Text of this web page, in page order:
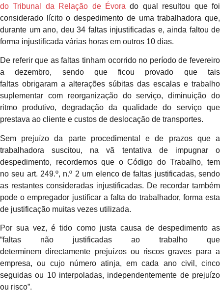
do Tribunal da Relação de Évora do qual resultou que foi
considerado lícito o despedimento de uma trabalhadora que,
durante um ano, deu 34 faltas injustificadas e, ainda faltou de
forma injustificada várias horas em outros 10 dias.
De referir que as faltas tinham ocorrido no período de fevereiro
a dezembro, sendo que ficou provado que tais
faltas obrigaram a alterações súbitas das escalas e trabalho
suplementar com reorganização do serviço, diminuição do
ritmo produtivo, degradação da qualidade do serviço que
prestava ao cliente e custos de deslocação de transportes.
Sem prejuízo da parte procedimental e de prazos que a
trabalhadora suscitou, na vã tentativa de impugnar o
despedimento, recordemos que o Código do Trabalho, tem
no seu art. 249.º, n.º 2 um elenco de faltas justificadas, sendo
as restantes consideradas injustificadas. De recordar também
pode o empregador justificar a falta do trabalhador, forma esta
de justificação muitas vezes utilizada.
Por sua vez, é tido como justa causa de despedimento as
“faltas não justificadas ao trabalho que
determinem directamente prejuízos ou riscos graves para a
empresa, ou cujo número atinja, em cada ano civil, cinco
seguidas ou 10 interpoladas, independentemente de prejuízo
ou risco”.